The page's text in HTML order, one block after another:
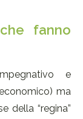
fanno
e
ma
della “regina”